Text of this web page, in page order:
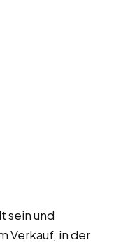
sein und
Verkauf, in der